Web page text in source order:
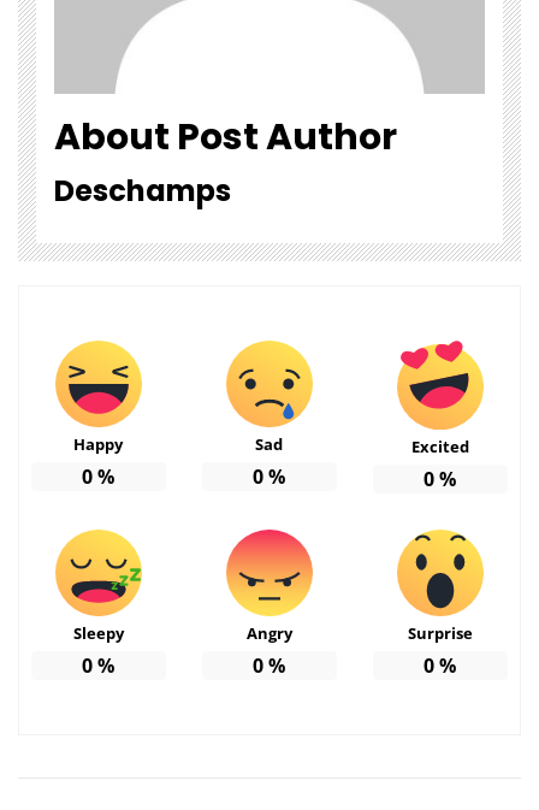
About Post Author
Deschamps
Happy
0%
Sad
0%
Excited
0%
Sleepy
0%
Angry
0%
Surprise
0%